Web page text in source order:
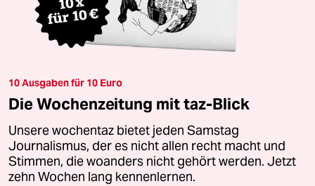
10 Ausgaben für 10 Euro
Die Wochenzeitung mit taz-Blick
Unsere wochentaz bietet jeden Samstag
Journalismus, der es nicht allen recht macht und
Stimmen, die woanders nicht gehört werden. Jetzt
zehn Wochen lang kennenlernen.